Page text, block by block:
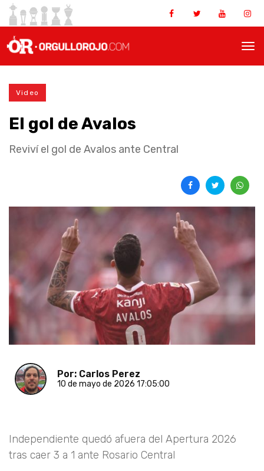
Video
El gol de Avalos
Reviví el gol de Avalos ante Central
Por: Carlos Perez
10 de mayo de 2026 17:05:00
Independiente quedó afuera del Apertura 2026
tras caer 3 a 1 ante Rosario Central